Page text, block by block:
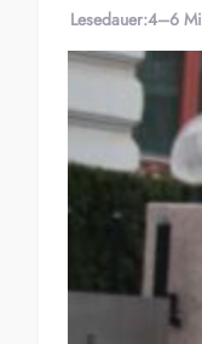
Lesedauer:4–6